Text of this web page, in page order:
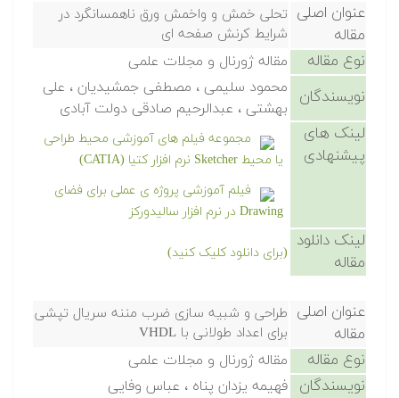
عنوان اصلی
مقاله
تحلی خمش و واخمش ورق ناهمسانگرد در
شرایط کرنش صفحه ای
نوع مقاله مقاله ژورنال و مجلات علمی
نویسندگان
محمود سلیمی ، مصطفی جمشیدیان ، علی
بهشتی ، عبدالرحیم صادقی دولت آبادی
لینک های
پیشنهادی
مجموعه فیلم های آموزشی محیط طراحی
یا محیط Sketcher نرم افزار کتیا (CATIA)
فیلم آموزشی پروژه ی عملی برای فضای
Drawing در نرم افزار سالیدورکز
لینک دانلود
مقاله
(برای دانلود کلیک کنید)
عنوان اصلی
مقاله
طراحی و شبیه سازی ضرب مننه سریال تپشی
برای اعداد طولانی با VHDL
نوع مقاله مقاله ژورنال و مجلات علمی
نویسندگان فهیمه یزدان پناه ، عباس وفایی